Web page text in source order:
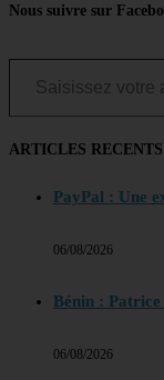
Nous suivre sur
Saisissez votre adresse e-mail…
ARTICLES RECENTS
PayPal : Une
06/08/2026
Bénin : Patrice
06/08/2026